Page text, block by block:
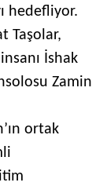
hedefliyor.
Taşolar,
İshak
Zamin
ortak